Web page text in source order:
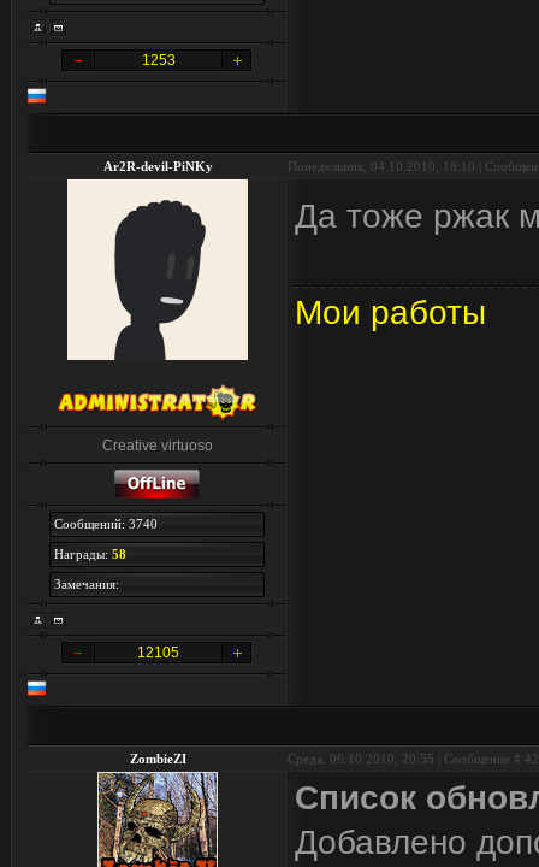
1253
Ar2R-devil-PiNKy Понедельник, 04.10.2010, 18:10 |
Creative virtuoso
Сообщений: 3740
Награды: 58
Замечания:
12105
Да тоже ржак
Мои работы
ZombieZI Среда, 06.10.2010, 20:55 | Сообщение # 42
Список
Добавлено